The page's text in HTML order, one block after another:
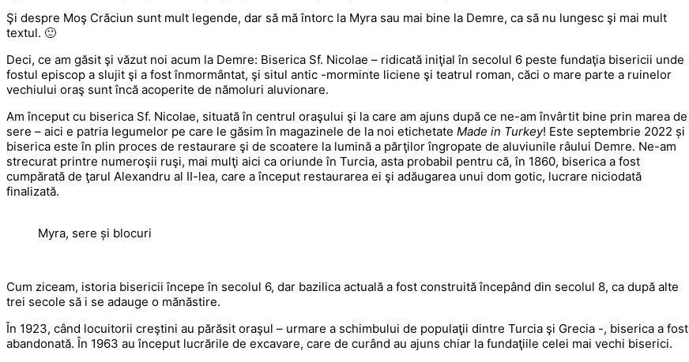
Şi despre Moş Crăciun sunt mult legende, dar să mă întorc la Myra sau mai bine la Demre, ca să nu lungesc şi mai mult
textul. 🙂
Deci, ce am găsit şi văzut noi acum la Demre: Biserica Sf. Nicolae – ridicată iniţial în secolul 6 peste fundaţia bisericii unde
fostul episcop a slujit şi a fost înmormântat, şi situl antic -morminte liciene şi teatrul roman, căci o mare parte a ruinelor
vechiului oraş sunt încă acoperite de nămoluri aluvionare.
Am început cu biserica Sf. Nicolae, situată în centrul oraşului şi la care am ajuns după ce ne-am învârtit bine prin marea de
sere – aici e patria legumelor pe care le găsim în magazinele de la noi etichetate Made in Turkey! Este septembrie 2022 și
biserica este în plin proces de restaurare şi de scoatere la lumină a părţilor îngropate de aluviunile râului Demre. Ne-am
strecurat printre numeroşii ruşi, mai mulţi aici ca oriunde în Turcia, asta probabil pentru că, în 1860, biserica a fost
cumpărată de ţarul Alexandru al II-lea, care a început restaurarea ei şi adăugarea unui dom gotic, lucrare niciodată
finalizată.
Myra, sere și blocuri
Cum ziceam, istoria bisericii începe în secolul 6, dar bazilica actuală a fost construită începând din secolul 8, ca după alte
trei secole să i se adauge o mănăstire.
În 1923, când locuitorii creştini au părăsit oraşul – urmare a schimbului de populaţii dintre Turcia şi Grecia -, biserica a fost
abandonată. În 1963 au început lucrările de excavare, care de curând au ajuns chiar la fundaţiile celei mai vechi biserici.